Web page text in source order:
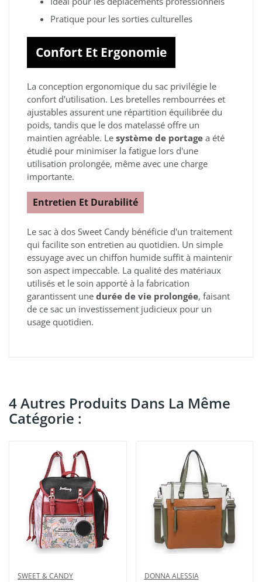
Pratique pour les sorties culturelles
Confort Et Ergonomie
La conception ergonomique du sac privilégie le
confort d'utilisation. Les bretelles rembourrées et
ajustables assurent une répartition équilibrée du
poids, tandis que le dos matelassé offre un
maintien agréable. Le système de portage a été
étudié pour minimiser la fatigue lors d'une
utilisation prolongée, même avec une charge
importante.
Entretien Et Durabilité
Le sac à dos Sweet Candy bénéficie d'un traitement
qui facilite son entretien au quotidien. Un simple
essuyage avec un chiffon humide suffit à maintenir
son aspect impeccable. La qualité des matériaux
utilisés et le soin apporté à la fabrication
garantissent une durée de vie prolongée, faisant
de ce sac un investissement judicieux pour un
usage quotidien.
4 Autres Produits Dans La Même
Catégorie :
SWEET & CANDY DONNA ALESSIA